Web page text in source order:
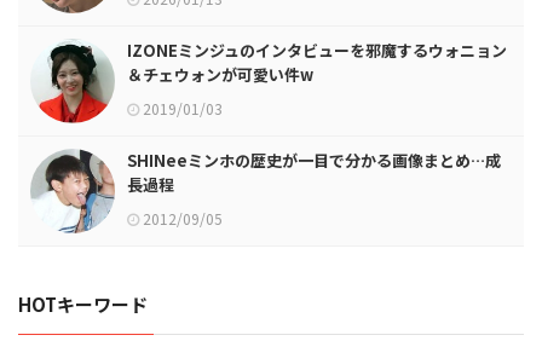
IZONEミンジュのインタビューを邪魔するウォニョン
＆チェウォンが可愛い件w
2019/01/03
SHINeeミンホの歴史が一目で分かる画像まとめ…成
長過程
2012/09/05
HOTキーワード